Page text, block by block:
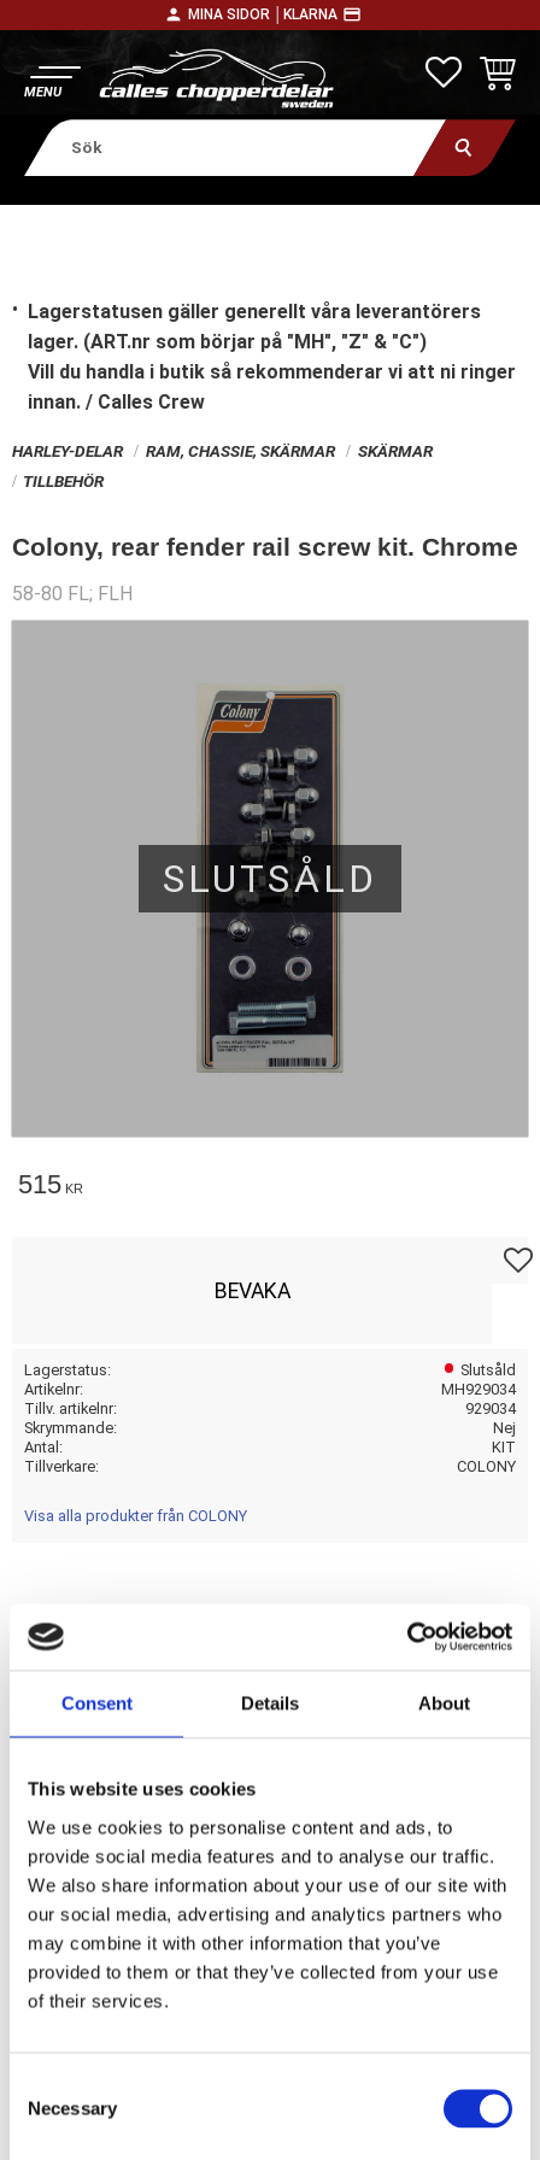
Consent Details About
This website uses cookies
We use cookies to personalise content and ads, to
provide social media features and to analyse our traffic.
We also share information about your use of our site with
our social media, advertising and analytics partners who
may combine it with other information that you’ve
provided to them or that they’ve collected from your use
of their services.
Necessary
person MINA SIDOR │ KLARNA payment
Lagerstatusen gäller generellt våra leverantörers
lager. (ART.nr som börjar på "MH", "Z" & "C")
Vill du handla i butik så rekommenderar vi att ni ringer
innan. / Calles Crew
HARLEY-DELAR RAM, CHASSIE, SKÄRMAR
SKÄRMAR
TILLBEHÖR
Colony, rear fender rail screw kit. Chrome
58-80 FL; FLH
SLUTSÅLD
515 KR
BEVAKA
Lagerstatus
Slutsåld
Artikelnr
MH929034
Tillv. artikelnr
929034
Skrymmande
Nej
Antal
KIT
Tillverkare
COLONY
Visa alla produkter från COLONY
Acorn style.
Dela med dig
F
e
o
o
k
Omdömen
Du